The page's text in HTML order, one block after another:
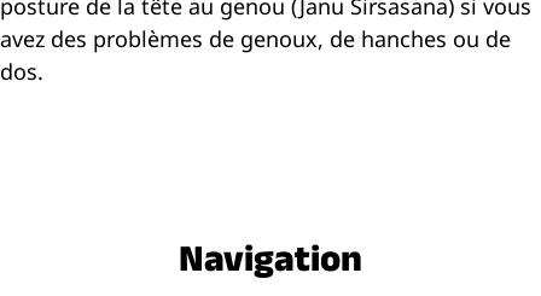
posture de la tête au genou (Janu Sirsasana) si vous
avez des problèmes de genoux, de hanches ou de
dos.
Navigation